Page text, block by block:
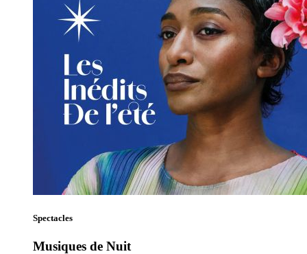
Spectacles
Musiques de Nuit